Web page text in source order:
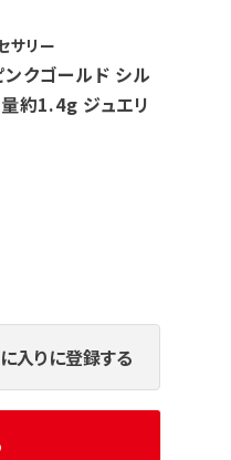
サリー
クゴールド シル
約1.4g ジュエリ
入りに登録する